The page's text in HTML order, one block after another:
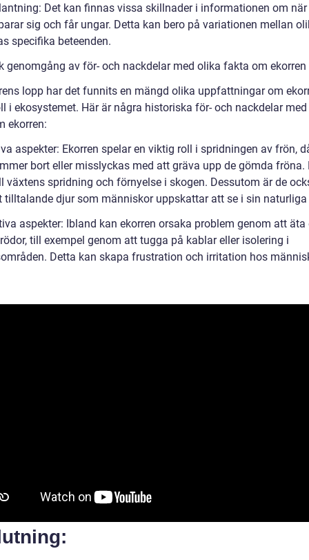
Det kan finnas vissa skillnader i informationen om
sig och får ungar. Detta kan bero på variationen mellan
specifika beteenden.
genomgång av för- och nackdelar med olika fakta om ekorren
lopp har det funnits en mängd olika uppfattningar om
i ekosystemet. Här är några historiska för- och nackdelar
ekorren:
aspekter: Ekorren spelar en viktig roll i spridningen av frön,
bort eller misslyckas med att gräva upp de gömda fröna.
växtens spridning och förnyelse i skogen. Dessutom är de
tilltalande djur som människor uppskattar att se i sin
aspekter: Ibland kan ekorren orsaka problem genom att äta
till exempel genom att tugga på kablar eller isolering i
Detta kan skapa frustration och irritation hos